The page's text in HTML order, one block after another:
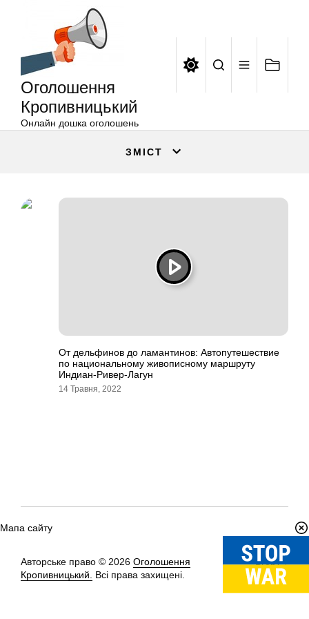
Оголошення
Кропивницький
Онлайн дошка оголошень
ЗМІСТ
От дельфинов до ламантинов: Автопутешествие
по национальному живописному маршруту
Индиан-Ривер-Лагун
14 Травня, 2022
Мапа сайту
Авторське право © 2026 Оголошення
Кропивницький.
Всі права захищені.
Вгору